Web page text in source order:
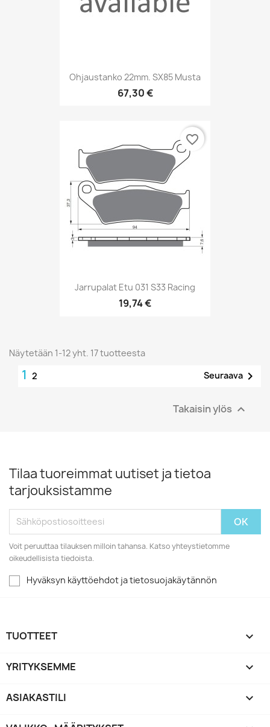
Ohjaustanko 22mm. SX85 Musta
67,30 €
Jarrupalat Etu 031 S33 Racing
19,74 €
favorite_border
Näytetään 1-12 yht. 17 tuotteesta
1 2 Seuraava 
Takaisin ylös 
Tilaa tuoreimmat uutiset ja tietoa
tarjouksistamme
Voit peruuttaa tilauksen milloin tahansa. Katso yhteystietomme
oikeudellisista tiedoista.
Hyväksyn käyttöehdot ja tietosuojakäytännön
TUOTTEET 
YRITYKSEMME 
ASIAKASTILI 